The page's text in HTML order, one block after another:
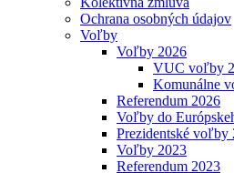
Ochrana osobných údajov
Voľby
Voľby 2026
VUC voľby
Komunálne
Referendum 2026
Voľby do
Prezidentské voľby
Voľby 2023
Referendum 2023